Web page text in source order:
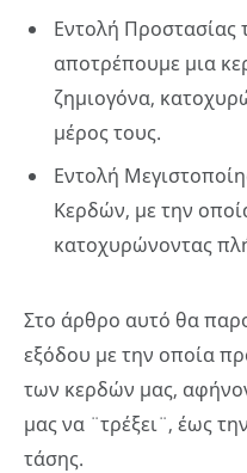
Εντολή Προστασίας
αποτρέπουμε μια
ζημιογόνα,
μέρος τους.
Εντολή
Κερδών, με την
κατοχυρώνοντας
Στο άρθρο αυτό θα
εξόδου με την οποία
των κερδών μας,
μας να ¨τρέξει¨, έως
τάσης.